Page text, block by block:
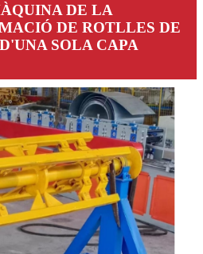
DE LA
DE ROTLLES DE
SOLA CAPA